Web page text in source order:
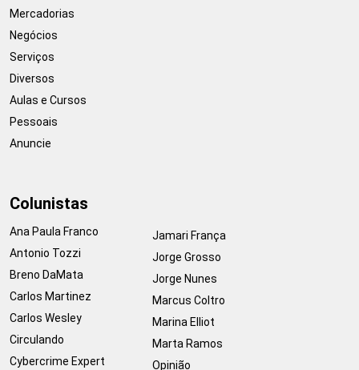
Mercadorias
Negócios
Serviços
Diversos
Aulas e Cursos
Pessoais
Anuncie
Colunistas
Ana Paula Franco
Antonio Tozzi
Breno DaMata
Carlos Martinez
Carlos Wesley
Circulando
Cybercrime Expert
Jamari França
Jorge Grosso
Jorge Nunes
Marcus Coltro
Marina Elliot
Marta Ramos
Opinião